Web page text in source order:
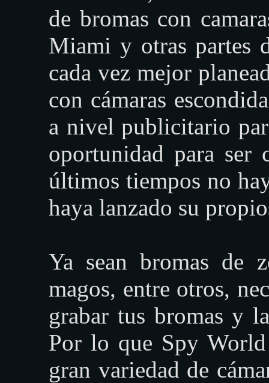
de bromas con
Miami y otras partes
cada vez mejor
con cámaras
a nivel publicitario
oportunidad para
últimos tiempos no
haya lanzado su
Ya sean bromas de
magos, entre otros,
grabar tus bromas y
Por lo que Spy
gran variedad de